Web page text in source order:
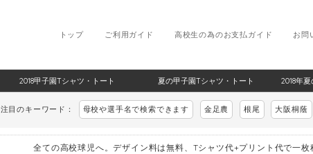
お問
高校生の為のお支払ガイド
ご利用ガイド
トップ
2018甲子園Tシャツ・トート 夏の甲子園Tシャツ・トート 2018年
注目のキーワード： 母校や選手名で検索できます 金足農 根尾 大阪桐蔭
全ての高校球児へ。デザイン料は無料、Tシャツ代+プリント代で一枚